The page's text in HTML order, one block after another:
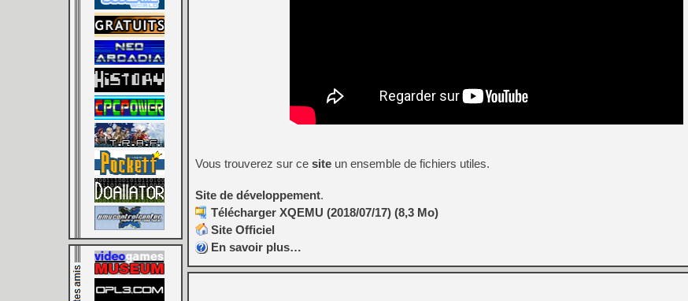
Vous trouverez sur ce site un ensemble de fichiers utiles.
Site de développement.
Télécharger XQEMU (2018/07/17) (8,3 Mo)
Site Officiel
En savoir plus…